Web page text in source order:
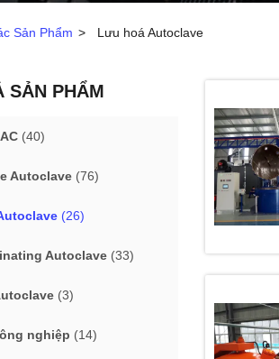
Sản Phẩm > Lưu hoá Autoclave
SẢN PHẨM
(40)
Autoclave (76)
(26)
Autoclave (33)
(3)
nghiệp (14)